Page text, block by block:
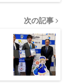
次の記事